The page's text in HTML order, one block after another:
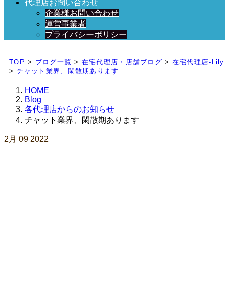
代理店お問い合わせ
企業様お問い合わせ
運営事業者
プライバシーポリシー
日々、ブログを更新中！
TOP > ブログ一覧 > 在宅代理店・店舗ブログ > 在宅代理店-Lily
> チャット業界、閑散期あります
HOME
Blog
各代理店からのお知らせ
チャット業界、閑散期あります
2月 09 2022